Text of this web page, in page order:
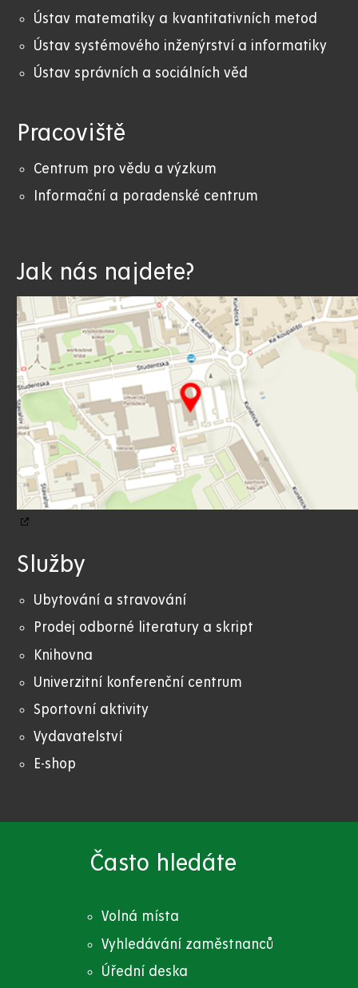
Ústav matematiky a kvantitativních metod
Ústav systémového inženýrství a informatiky
Ústav správních a sociálních věd
Pracoviště
Centrum pro vědu a výzkum
Informační a poradenské centrum
Jak nás najdete?
Služby
Ubytování a stravování
Prodej odborné literatury a skript
Knihovna
Univerzitní konferenční centrum
Sportovní aktivity
Vydavatelství
E-shop
Často hledáte
Volná místa
Vyhledávání zaměstnanců
Úřední deska